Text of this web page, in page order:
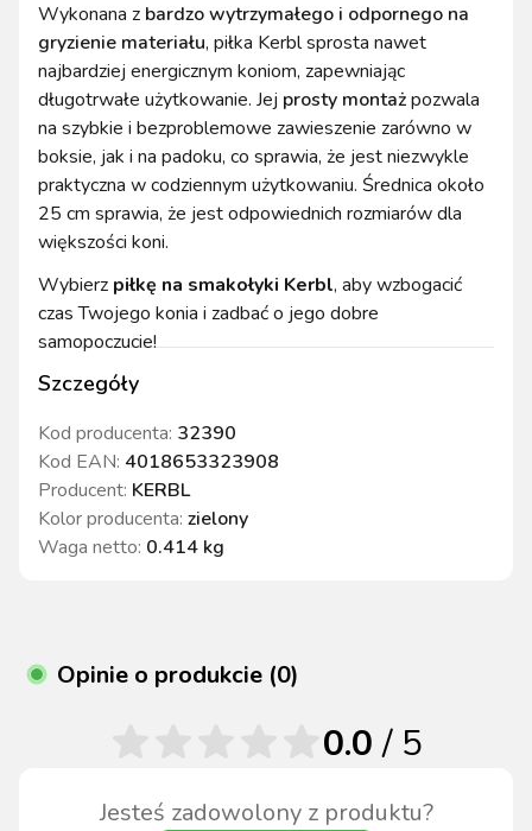
Szczegóły
Kod producenta: 32390
Kod EAN: 4018653323908
Producent: KERBL
Kolor producenta: zielony
Waga netto: 0.414 kg
Wykonana z bardzo wytrzymałego i odpornego na
gryzienie materiału, piłka Kerbl sprosta nawet
najbardziej energicznym koniom, zapewniając
długotrwałe użytkowanie. Jej prosty montażpozwala
na szybkie i bezproblemowe zawieszenie zarówno w
boksie, jak i na padoku, co sprawia, że jest niezwykle
praktyczna w codziennym użytkowaniu. Średnica około
25 cm sprawia, że jest odpowiednich rozmiarów dla
większości koni.
Wybierz piłkę na smakołyki Kerbl, aby wzbogacić
czas Twojego konia i zadbać o jego dobre
samopoczucie!
Opinie o produkcie (0)
Jesteś zadowolony z produktu?
0.0/ 5